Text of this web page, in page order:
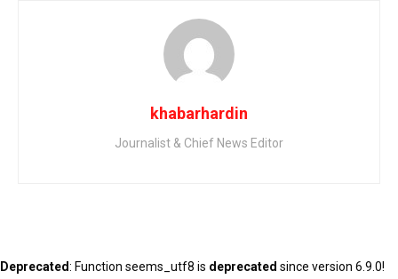
khabarhardin
Journalist & Chief News Editor
Deprecated: Function seems_utf8 is deprecated since version 6.9.0!